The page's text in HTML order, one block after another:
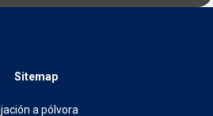
Sitemap
a pólvora